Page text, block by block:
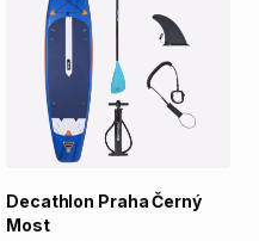
Decathlon Praha Černý
Most